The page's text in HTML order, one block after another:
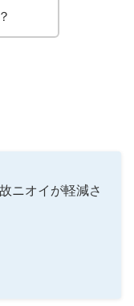
ニオイが軽減さ